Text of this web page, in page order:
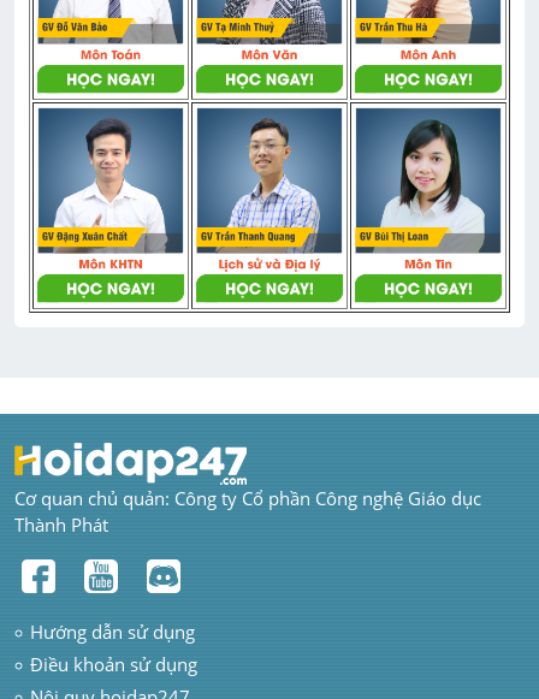
Cơ quan chủ quản: Công ty Cổ phần Công nghệ Giáo dục
Thành Phát
Hướng dẫn sử dụng
Điều khoản sử dụng